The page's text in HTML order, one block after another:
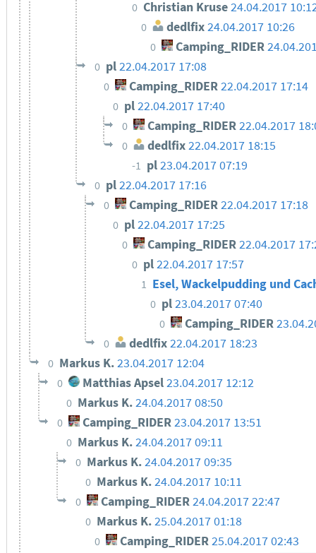
0 Christian Kruse24.04.2017
0 dedlfix 24.04.2017 10:26
0 Camping_RIDER
0 pl22.04.2017 17:08
0 Camping_RIDER22.04.2017 17:14
0 pl22.04.2017 17:40
0 Camping_RIDER22.04.2017
0 dedlfix22.04.2017 18:15
-1 pl23.04.2017 07:19
0 pl22.04.2017 17:16
0 Camping_RIDER22.04.2017 17:18
0 pl22.04.2017 17:25
0 Camping_RIDER22.04.2017
0 pl22.04.2017 17:57
1 Esel, Wackelpudding und
0 pl23.04.2017 07:40
0 Camping_RIDER
0 dedlfix22.04.2017 18:23
0 Markus K.23.04.2017 12:04
0 Matthias Apsel23.04.2017 12:12
0 Markus K.24.04.2017 08:50
0 Camping_RIDER23.04.2017 13:51
0 Markus K.24.04.2017 09:11
0 Markus K.24.04.2017 09:35
0 Markus K.24.04.2017 10:11
0 Camping_RIDER24.04.2017 22:47
0 Markus K.25.04.2017 01:18
0 Camping_RIDER 25.04.2017 02:43